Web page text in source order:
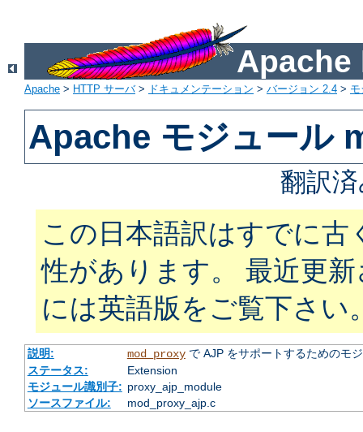
Apache
Apache > HTTP サーバ> ドキュメンテーション > バージョン 2.4 >
Apache モジュール
翻訳
この日本語訳はすでに古
性があります。 最近更
には英語版をご覧下さい
説明: mod_proxyで AJP をサポートするためのモ
ステータス:
Extension
モジュール識別子: proxy_ajp_module
ソースファイル:
mod_proxy_ajp.c